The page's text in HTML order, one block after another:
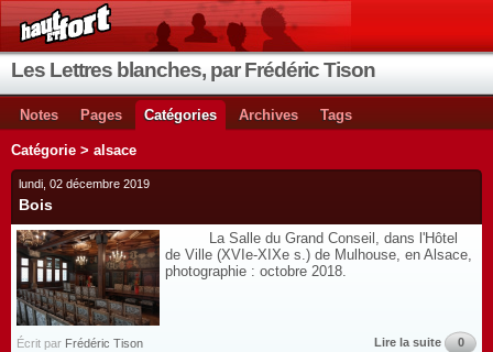
Les Lettres blanches, par Frédéric Tison
Notes Pages Catégories Archives Tags
Catégorie > alsace
lundi, 02 décembre 2019
Bois
La Salle du Grand Conseil, dans l'Hôtel
de Ville (XVIe-XIXe s.) de Mulhouse, en Alsace,
photographie : octobre 2018.
Écrit par Frédéric Tison Lire la suite 0